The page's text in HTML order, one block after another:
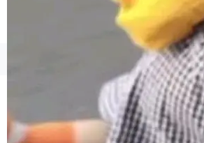
©OSCHINA(OSChina.NET) 京